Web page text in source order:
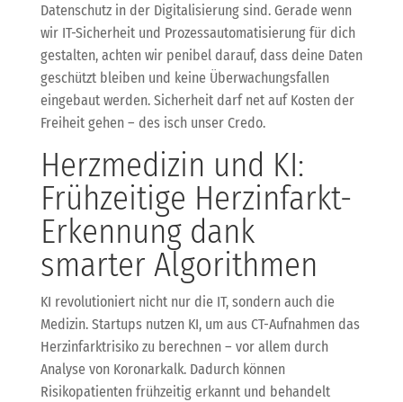
Datenschutz in der Digitalisierung sind. Gerade wenn
wir IT-Sicherheit und Prozessautomatisierung für dich
gestalten, achten wir penibel darauf, dass deine Daten
geschützt bleiben und keine Überwachungsfallen
eingebaut werden. Sicherheit darf net auf Kosten der
Freiheit gehen – des isch unser Credo.
Herzmedizin und KI:
Frühzeitige Herzinfarkt-
Erkennung dank
smarter Algorithmen
KI revolutioniert nicht nur die IT, sondern auch die
Medizin. Startups nutzen KI, um aus CT-Aufnahmen das
Herzinfarktrisiko zu berechnen – vor allem durch
Analyse von Koronarkalk. Dadurch können
Risikopatienten frühzeitig erkannt und behandelt